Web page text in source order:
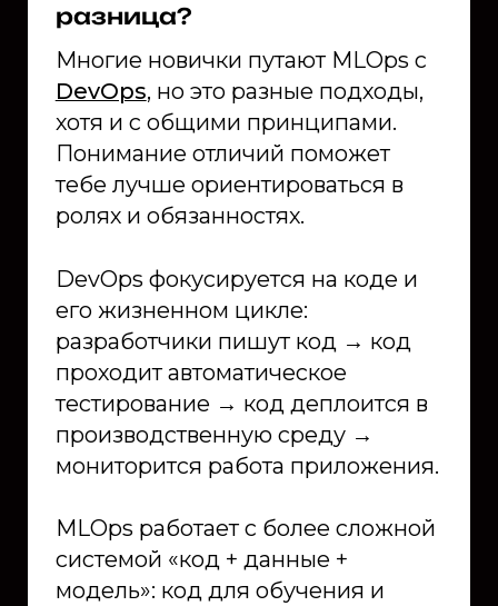
разница?
Многие новички путают MLOps с
DevOps, но это разные подходы,
хотя и с общими принципами.
Понимание отличий поможет
тебе лучше ориентироваться в
ролях и обязанностях.
DevOps фокусируется на коде и
его жизненном цикле:
разработчики пишут код → код
проходит автоматическое
тестирование → код деплоится в
производственную среду →
мониторится работа приложения.
MLOps работает с более сложной
системой «код + данные +
модель»: код для обучения и